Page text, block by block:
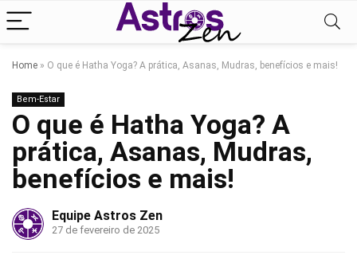
Home » O que é Hatha Yoga? A prática, Asanas, Mudras, benefícios e mais!
Bem-Estar
O que é Hatha Yoga? A
prática, Asanas, Mudras,
benefícios e mais!
Equipe Astros Zen
27 de fevereiro de 2025